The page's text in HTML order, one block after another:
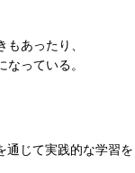
あったり、
っている。
通じて実践的な学習を